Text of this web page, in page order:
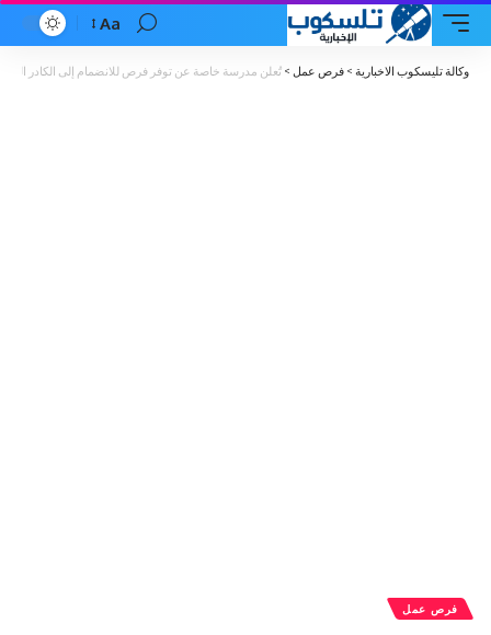
Font
Resizer
Aa
وكالة تليسكوب الاخبارية > فرص عمل > تُعلن مدرسة خاصة عن توفر فرص للانضمام إلى الكادر
فرص عمل